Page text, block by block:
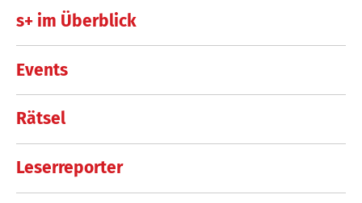
s+ im Überblick
Events
Rätsel
Leserreporter